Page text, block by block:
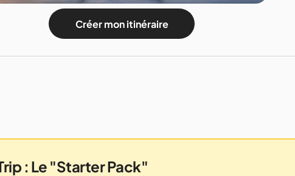
Créer mon itinéraire
: Le "Starter Pack"